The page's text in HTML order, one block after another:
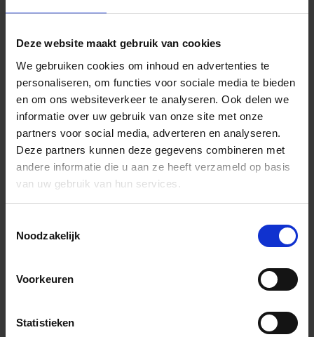
Deze website maakt gebruik van cookies
We gebruiken cookies om inhoud en advertenties te
personaliseren, om functies voor sociale media te bieden
en om ons websiteverkeer te analyseren. Ook delen we
informatie over uw gebruik van onze site met onze
partners voor social media, adverteren en analyseren.
Deze partners kunnen deze gegevens combineren met
andere informatie die u aan ze heeft verzameld op basis
van uw gebruik van hun services.
Noodzakelijk
Voorkeuren
Statistieken